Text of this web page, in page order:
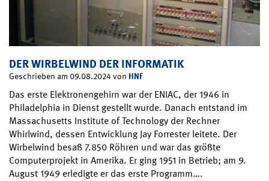
DER WIRBELWIND DER INFORMATIK
Geschrieben am 09.08.2024 von HNF
Das erste Elektronengehirn war der ENIAC, der 1946 in
Philadelphia in Dienst gestellt wurde. Danach entstand im
Massachusetts Institute of Technology der Rechner
Whirlwind, dessen Entwicklung Jay Forrester leitete. Der
Wirbelwind besaß 7.850 Röhren und war das größte
Computerprojekt in Amerika. Er ging 1951 in Betrieb; am 9.
August 1949 erledigte er das erste Programm….